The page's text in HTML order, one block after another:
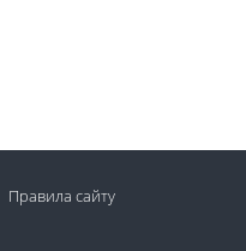
Правила сайту